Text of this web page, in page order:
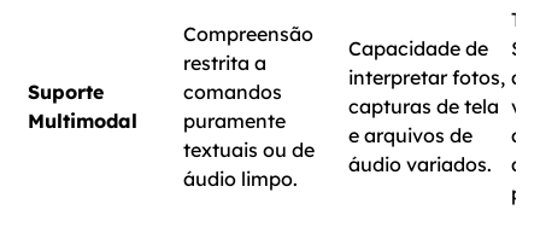
Suporte
Multimodal
Compreensão
restrita a
comandos
puramente
textuais ou de
áudio limpo.
Capacidade de
interpretar fotos,
capturas de tela
e arquivos de
áudio variados.